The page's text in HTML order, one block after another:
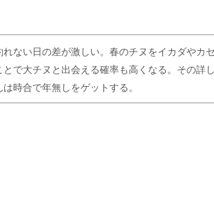
ない日の差が激しい。春のチヌをイカダやカ
で大チヌと出会える確率も高くなる。その
時合で年無しをゲットする。